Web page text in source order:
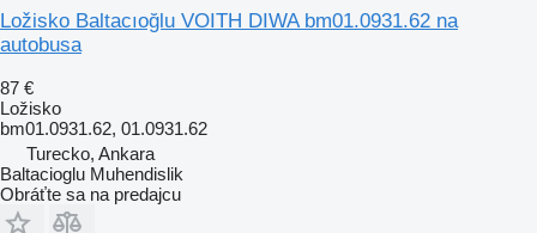
Ložisko Baltacıoğlu VOITH DIWA bm01.0931.62 na
autobusa
87 €
Ložisko
bm01.0931.62, 01.0931.62
Turecko, Ankara
Baltacioglu Muhendislik
Obráťte sa na predajcu